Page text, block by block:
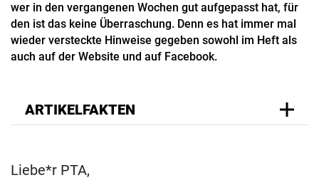
wer in den vergangenen Wochen gut aufgepasst hat, für
den ist das keine Überraschung. Denn es hat immer mal
wieder versteckte Hinweise gegeben sowohl im Heft als
auch auf der Website und auf Facebook.
ARTIKELFAKTEN
Liebe*r PTA,